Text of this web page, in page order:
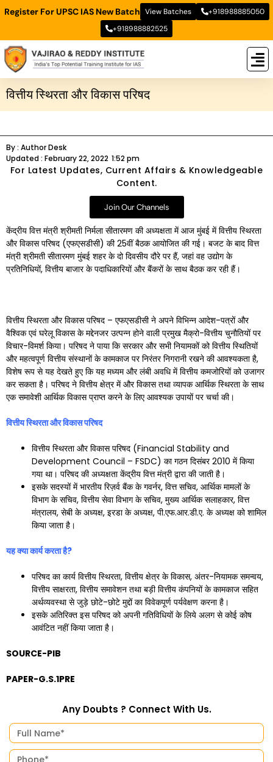
Register For UPSC IAS New Batch View Batches
+918988885050
+918988882525
वित्तीय स्थिरता और विकास परिषद
By : Author Desk
Updated : February 22, 2022 1:52 pm
For Latest Updates, Current Affairs & Knowledgeable
Content.
Join Our Channels
केंद्रीय वित्त मंत्री श्रीमती निर्मला सीतारमण की अध्यक्षता में आज मुंबई में वित्तीय स्थिरता
और विकास परिषद (एफएसडीसी) की 25वीं बैठक आयोजित की गई। बजट के बाद वित्त
मंत्री श्रीमती सीतारमण मुंबई शहर के दो दिवसीय दौरे पर हैं, जहां वह उद्योग के
प्रतिनिधियों, वित्तीय बाजार के पदाधिकारियों और बैंकरों के साथ बैठक कर रही हैं।
वित्तीय स्थिरता और विकास परिषद – एफएसडीसी ने अपने विभिन्न आदेश-पत्रों और
वैश्विक एवं घरेलू विकास के मद्देनजर उत्पन्न होने वाली प्रमुख मैक्रो-वित्तीय चुनौतियों पर
विचार-विमर्श किया। परिषद ने पाया कि सरकार और सभी नियामकों को वित्तीय स्थितियों
और महत्वपूर्ण वित्तीय संस्थानों के कामकाज पर निरंतर निगरानी रखने की आवश्यकता है,
विशेष रूप से यह देखते हुए कि यह मध्यम और लंबी अवधि में वित्तीय कमजोरियों को उजागर
कर सकता है। परिषद ने वित्तीय क्षेत्र में और विकास तथा व्यापक आर्थिक स्थिरता के साथ
एक समावेशी आर्थिक विकास प्राप्त करने के लिए आवश्यक उपायों पर चर्चा की।
वित्तीय स्थिरता और विकास परिषद
वित्तीय स्थिरता और विकास परिषद (Financial Stability and
Development Council – FSDC) का गठन दिसंबर 2010 में किया
गया था। परिषद की अध्यक्षता केंद्रीय वित्त मंत्री द्वारा की जाती है।
इसके सदस्यों में भारतीय रिज़र्व बैंक के गवर्नर, वित्त सचिव, आर्थिक मामलों के
विभाग के सचिव, वित्तीय सेवा विभाग के सचिव, मुख्य आर्थिक सलाहकार, वित्त
मंत्रालय, सेबी के अध्यक्ष, इरडा के अध्यक्ष, पी.एफ.आर.डी.ए. के अध्यक्ष को शामिल
किया जाता है।
यह क्या कार्य करता है?
परिषद का कार्य वित्तीय स्थिरता, वित्तीय क्षेत्र के विकास, अंतर-नियामक समन्वय,
वित्तीय साक्षरता, वित्तीय समावेशन तथा बड़ी वित्तीय कंपनियों के कामकाज सहित
अर्थव्यवस्था से जुड़े छोटे-छोटे मुद्दों का विवेकपूर्ण पर्यवेक्षण करना है।
इसके अतिरिक्त इस परिषद को अपनी गतिविधियों के लिये अलग से कोई कोष
आवंटित नहीं किया जाता है।
SOURCE-PIB
PAPER-G.S.1PRE
Any Doubts ? Connect With Us.